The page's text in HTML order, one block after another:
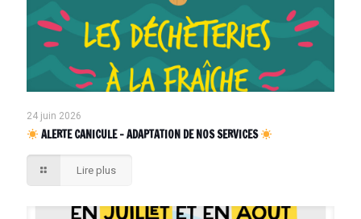
24 juin 2026
ALERTE CANICULE – ADAPTATION DE NOS SERVICES
Lire plus